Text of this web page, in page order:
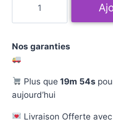
Nos garanties
Plus que 19m 53s
aujourd’hui
Livraison Offerte